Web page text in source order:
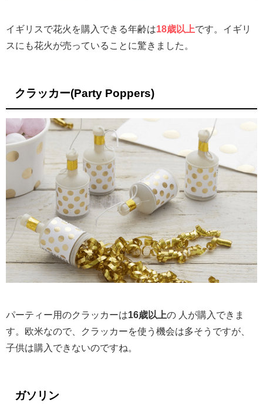
イギリスで花火を購入できる年齢は18歳以上です。イギリ
スにも花火が売っていることに驚きました。
クラッカー(Party Poppers)
パーティー用のクラッカーは16歳以上の 人が購入できま
す。欧米なので、クラッカーを使う機会は多そうですが、
子供は購入できないのですね。
ガソリン